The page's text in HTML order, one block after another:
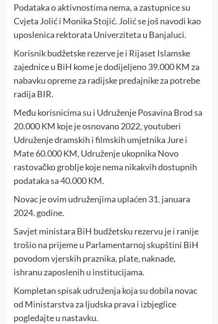
Podataka o aktivnostima nema, a zastupnice su
Cvjeta Jolić i Monika Stojić. Jolić se još navodi kao
uposlenica rektorata Univerziteta u Banjaluci.
Korisnik budžetske rezerve je i Rijaset Islamske
zajednice u BiH kome je dodijeljeno 39.000 KM za
nabavku opreme za radijske predajnike za potrebe
radija BIR.
Među korisnicima su i Udruženje Posavina Brod sa
20.000 KM koje je osnovano 2022, youtuberi
Udruženje dramskih i filmskih umjetnika Jure i
Mate 60.000 KM, Udruženje ukopnika Novo
rastovačko groblje koje nema nikakvih dostupnih
podataka sa 40.000 KM.
Novac je ovim udruženjima uplaćen 31. januara
2024. godine.
Savjet ministara BiH budžetsku rezervu je i ranije
trošio na prijeme u Parlamentarnoj skupštini BiH
povodom vjerskih praznika, plate, naknade,
ishranu zaposlenih u institucijama.
Kompletan spisak udruženja koja su dobila novac
od Ministarstva za ljudska prava i izbjeglice
pogledajte u nastavku.